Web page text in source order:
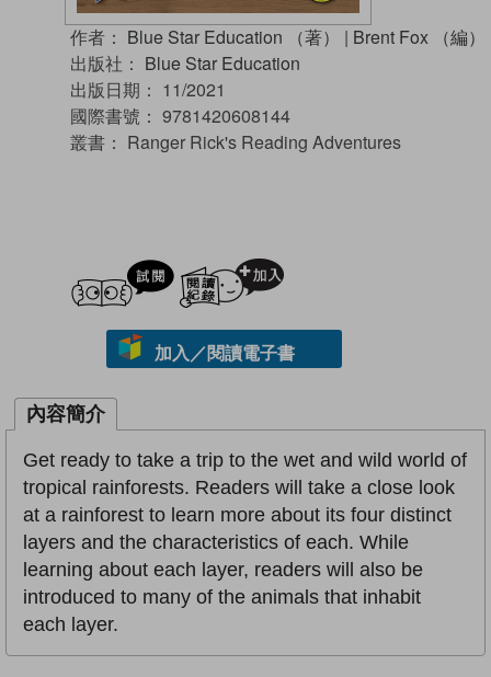
作者： Blue Star Education （著） | Brent Fox （編）
出版社： Blue Star Education
出版日期： 11/2021
國際書號： 9781420608144
叢書： Ranger Rick's Reading Adventures
試閲
加入／閱讀電子書
內容簡介
Get ready to take a trip to the wet and wild world of
tropical rainforests. Readers will take a close look
at a rainforest to learn more about its four distinct
layers and the characteristics of each. While
learning about each layer, readers will also be
introduced to many of the animals that inhabit
each layer.